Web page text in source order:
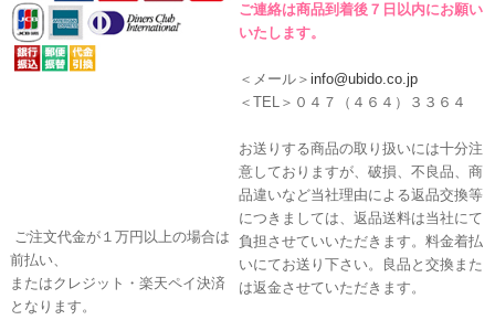
ご連絡は商品到着後７日以内にお願い
いたします。
＜メール＞ info@ubido.co.jp
＜TEL＞０４７（４６４）３３６４
ご注文代金が１万円以上の場合は
前払い、
またはクレジット・楽天ペイ決済
となります。
お送りする商品の取り扱いには十分注
意しておりますが、破損、不良品、商
品違いなど当社理由による返品交換等
につきましては、返品送料は当社にて
負担させていいただきます。料金着払
いにてお送り下さい。良品と交換また
は返金させていただきます。